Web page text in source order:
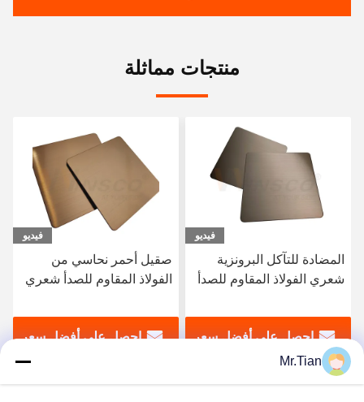
منتجات مماثلة
فيديو
صقيل أحمر نحاسي من
الفولاذ المقاوم للصدأ شعري
316 لتر منتهي من AFP
طراز جديد للزينة
احصل على أفضل سعر
فيديو
زا النحاس خط الشعر الانتهاء
من الفولاذ المقاوم للصدأ لون
ورقة
احصل على أفضل سعر
Mr.Tian